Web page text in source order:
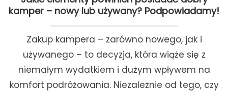
kamper – nowy lub używany? Podpowiadamy!
Zakup kampera – zarówno nowego, jak i
używanego – to decyzja, która wiąże się z
niemałym wydatkiem i dużym wpływem na
komfort podróżowania. Niezależnie od tego, czy